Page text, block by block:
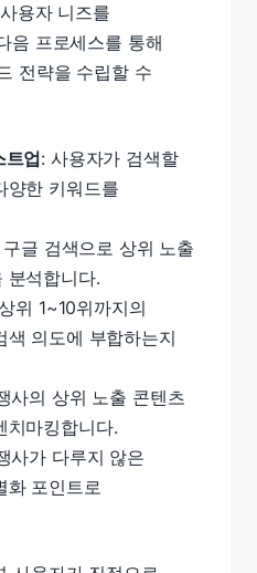
용자 니즈를
음 프로세스를 통해
전략을 수립할 수
트업: 사용자가 검색할
양한 키워드를
구글 검색으로 상위 노출
분석합니다.
위 1~10위까지의
색 의도에 부합하는지
사의 상위 노출 콘텐츠
치마킹합니다.
사가 다루지 않은
화 포인트로